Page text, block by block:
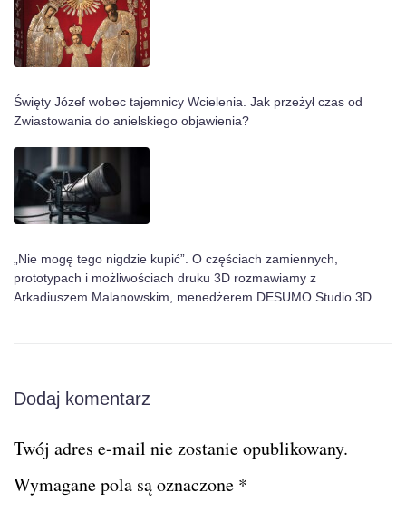
Święty Józef wobec tajemnicy Wcielenia. Jak przeżył czas od
Zwiastowania do anielskiego objawienia?
„Nie mogę tego nigdzie kupić”. O częściach zamiennych,
prototypach i możliwościach druku 3D rozmawiamy z
Arkadiuszem Malanowskim, menedżerem DESUMO Studio 3D
Dodaj komentarz
Twój adres e-mail nie zostanie opublikowany.
Wymagane pola są oznaczone *